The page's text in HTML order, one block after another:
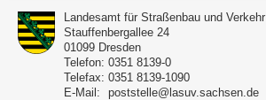
Landesamt für Straßenbau und Verkehr
Stauffenbergallee 24
01099 Dresden
Telefon: 0351 8139-0
Telefax: 0351 8139-1090
E-Mail:
poststelle@lasuv.sachsen.de